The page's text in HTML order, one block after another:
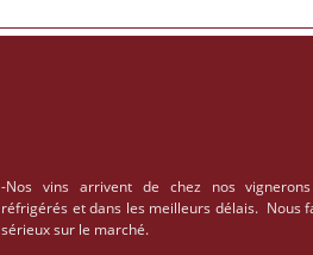
-Nos vins arrivent de chez nos
réfrigérés et dans les meilleurs délais. Nous
sérieux sur le marché.